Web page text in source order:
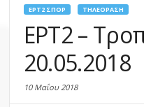
EΡΤ2 ΣΠΟΡ ΤΗΛΕΌΡΑΣΗ
ΕΡΤ2 –
20.05.2018
10 Μαΐου 2018